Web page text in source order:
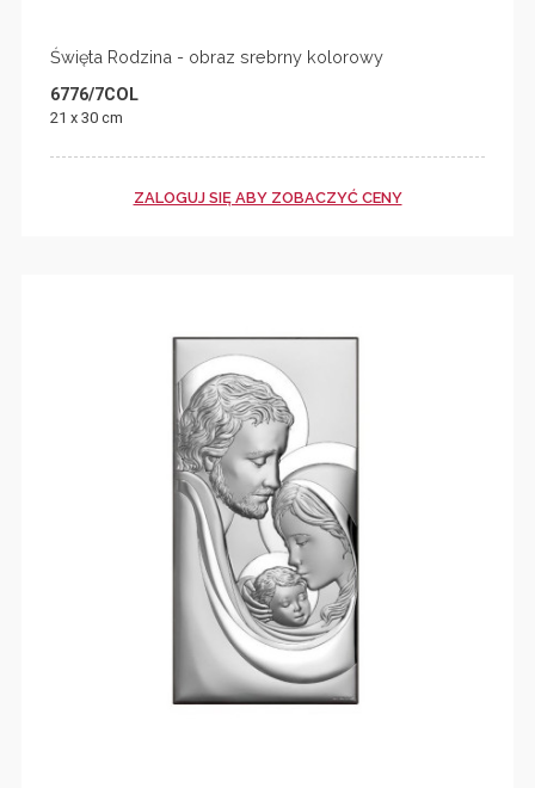
Święta Rodzina - obraz srebrny kolorowy
6776/7COL
21 x 30 cm
ZALOGUJ SIĘ ABY ZOBACZYĆ CENY